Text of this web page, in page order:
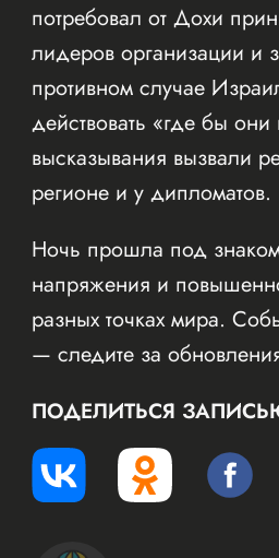
потребовал от Дохи
лидеров организации и
противном случае
действовать «где бы
высказывания вызвали
регионе и у дипломатов.
Ночь прошла под
напряжения и
разных точках мира.
— следите за
ПОДЕЛИТЬСЯ